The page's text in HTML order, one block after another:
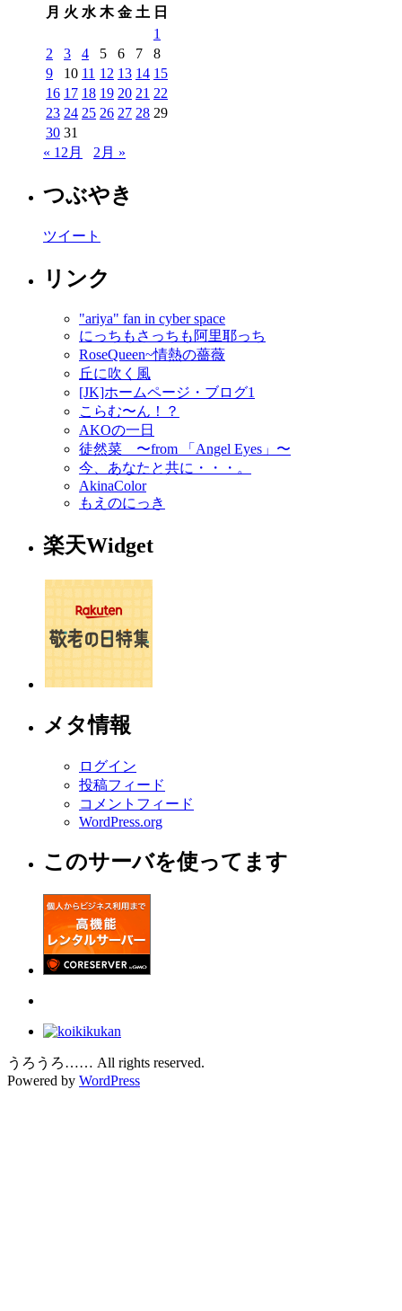
月 火 水 木 金 土 日
1
2
3 4 5 6 7
8
9
10 11 12 13 14 15
16 17 18 19 20 21 22
23 24 25 26 27 28 29
30 31
« 12月
2月 »
つぶやき
ツイート
リンク
"ariya" fan in cyber space
にっちもさっちも阿里耶っち
RoseQueen~情熱の薔薇
丘に吹く風
[JK]ホームページ・ブログ1
こらむ〜ん！？
AKOの一日
徒然菜 〜from 「Angel Eyes」〜
今、あなたと共に・・・。
AkinaColor
もえのにっき
楽天Widget
メタ情報
ログイン
投稿フィード
コメントフィード
WordPress.org
このサーバを使ってます
うろうろ…… All rights reserved.
Powered by WordPress